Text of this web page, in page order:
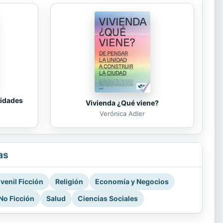
Vivienda ¿Qué viene?
Verónica Adler
Ficción Religión
Economía y Negocios
Ficción
Salud Ciencias Sociales